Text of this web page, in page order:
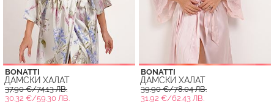
BONATTI
ДАМСКИ ХАЛАТ
37.90 €/74.13 ЛВ.
30.32 €/59.30 ЛВ.
BONATTI
ДАМСКИ ХАЛАТ
39.90 €/78.04 ЛВ.
31.92 €/62.43 ЛВ.